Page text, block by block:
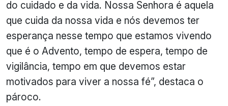
do cuidado e da vida. Nossa Senhora é aquela
que cuida da nossa vida e nós devemos ter
esperança nesse tempo que estamos vivendo
que é o Advento, tempo de espera, tempo de
vigilância, tempo em que devemos estar
motivados para viver a nossa fé”, destaca o
pároco.